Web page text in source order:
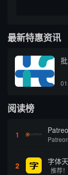
最新特惠资讯
阅读榜
1
2 字体
推荐